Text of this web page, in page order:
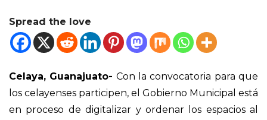
Spread the love
Celaya, Guanajuato- Con la convocatoria para que
los celayenses participen, el Gobierno Municipal está
en proceso de digitalizar y ordenar los espacios al